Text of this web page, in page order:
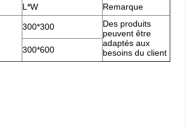
L*W Remarque
300*300
Des produits
peuvent être
adaptés aux
besoins du client
300*600